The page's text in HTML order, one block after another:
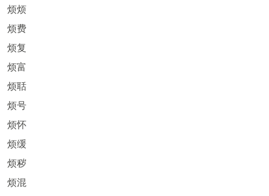
烦烦
烦费
烦复
烦富
烦聒
烦号
烦怀
烦缓
烦秽
烦混